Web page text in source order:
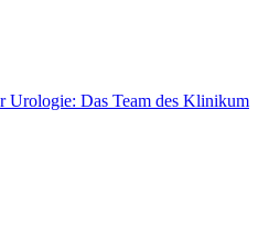
Urologie: Das Team des Klinikum